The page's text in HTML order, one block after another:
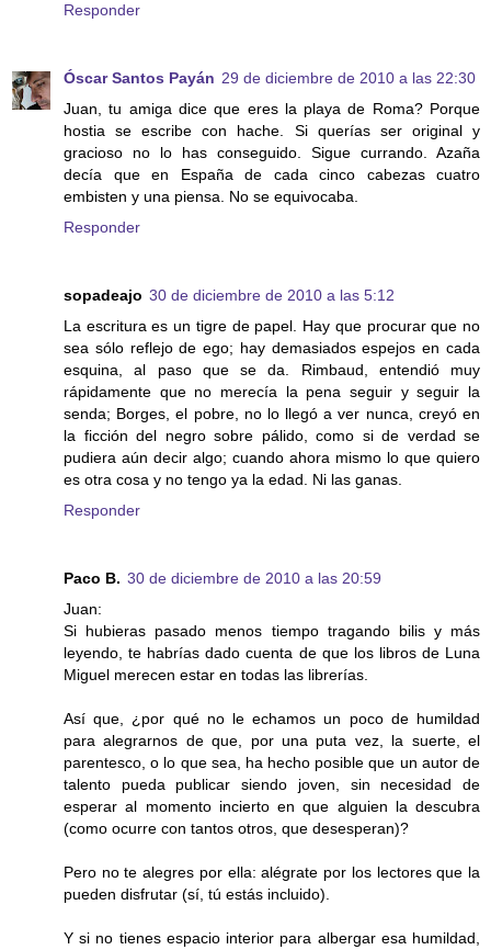
Responder
Óscar Santos Payán 29 de diciembre de 2010 a las 22:30
Juan, tu amiga dice que eres la playa de Roma? Porque
hostia se escribe con hache. Si querías ser original y
gracioso no lo has conseguido. Sigue currando. Azaña
decía que en España de cada cinco cabezas cuatro
embisten y una piensa. No se equivocaba.
Responder
sopadeajo 30 de diciembre de 2010 a las 5:12
La escritura es un tigre de papel. Hay que procurar que no
sea sólo reflejo de ego; hay demasiados espejos en cada
esquina, al paso que se da. Rimbaud, entendió muy
rápidamente que no merecía la pena seguir y seguir la
senda; Borges, el pobre, no lo llegó a ver nunca, creyó en
la ficción del negro sobre pálido, como si de verdad se
pudiera aún decir algo; cuando ahora mismo lo que quiero
es otra cosa y no tengo ya la edad. Ni las ganas.
Responder
Paco B. 30 de diciembre de 2010 a las 20:59
Juan:
Si hubieras pasado menos tiempo tragando bilis y más
leyendo, te habrías dado cuenta de que los libros de Luna
Miguel merecen estar en todas las librerías.
Así que, ¿por qué no le echamos un poco de humildad
para alegrarnos de que, por una puta vez, la suerte, el
parentesco, o lo que sea, ha hecho posible que un autor de
talento pueda publicar siendo joven, sin necesidad de
esperar al momento incierto en que alguien la descubra
(como ocurre con tantos otros, que desesperan)?
Pero no te alegres por ella: alégrate por los lectores que la
pueden disfrutar (sí, tú estás incluido).
Y si no tienes espacio interior para albergar esa humildad,